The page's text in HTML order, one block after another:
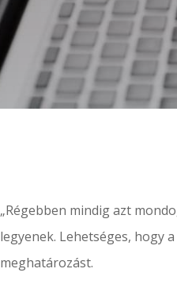
„Régebben mindig azt
legyenek. Lehetséges, hogy
meghatározást.